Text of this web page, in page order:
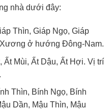
nhà dưới đây:
Thìn, Giáp Ngọ, Giáp
ở hướng Đông-Nam.
Ất Mùi, Ất Dậu, Ất Hợi. Vị trí
Thìn, Bính Ngọ, Bính
Dần, Mậu Thìn, Mậu